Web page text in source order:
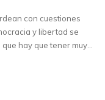
con cuestiones
y libertad se
hay que tener muy…